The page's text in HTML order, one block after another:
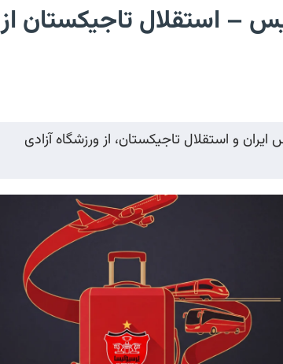
– استقلال تاجیکستان از
و استقلال تاجیکستان، از ورزشگاه آزادی